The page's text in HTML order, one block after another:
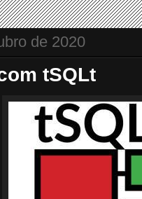
de 2020
tSQLt